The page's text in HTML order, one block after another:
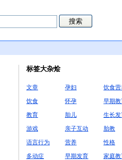
标签大杂烩
文章 孕妇
饮食
饮食
怀孕
早期
教育
胎儿
生长
游戏
亲子互动
胎教
语言行为
营养
性格
多动症
早期发育
家庭